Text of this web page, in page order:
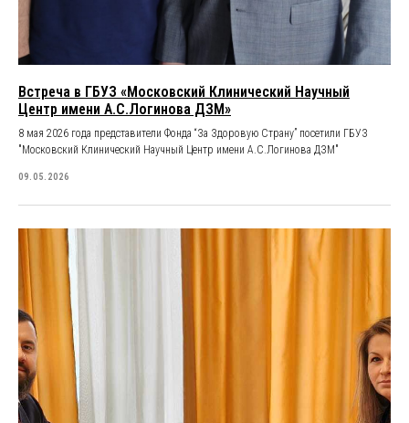
Встреча в ГБУЗ «Московский Клинический Научный
Центр имени А.С.Логинова ДЗМ»
8 мая 2026 года представители Фонда “За Здоровую Страну” посетили ГБУЗ
"Московский Клинический Научный Центр имени А.С.Логинова ДЗМ"
09.05.2026